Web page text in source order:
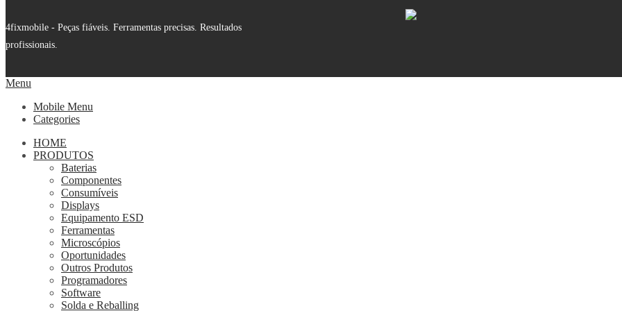
4fixmobile - Peças fiáveis. Ferramentas precisas. Resultados
profissionais.
Menu
Mobile Menu
Categories
HOME
PRODUTOS
Baterias
Componentes
Consumíveis
Displays
Equipamento ESD
Ferramentas
Microscópios
Oportunidades
Outros Produtos
Programadores
Software
Solda e Reballing